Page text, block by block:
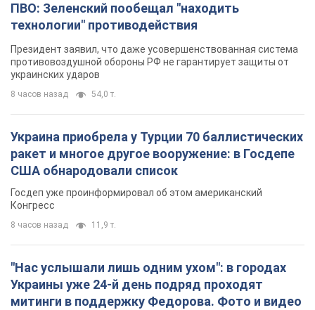
ПВО: Зеленский пообещал "находить
технологии" противодействия
Президент заявил, что даже усовершенствованная система
противовоздушной обороны РФ не гарантирует защиты от
украинских ударов
8 часов назад 54,0 т.
Украина приобрела у Турции 70 баллистических
ракет и многое другое вооружение: в Госдепе
США обнародовали список
Госдеп уже проинформировал об этом американский
Конгресс
8 часов назад 11,9 т.
"Нас услышали лишь одним ухом": в городах
Украины уже 24-й день подряд проходят
митинги в поддержку Федорова. Фото и видео